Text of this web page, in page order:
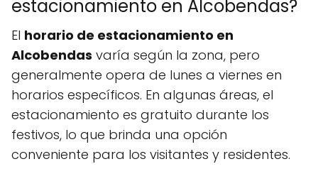
estacionamiento en Alcobendas?
El horario de estacionamiento en
Alcobendas varía según la zona, pero
generalmente opera de lunes a viernes en
horarios específicos. En algunas áreas, el
estacionamiento es gratuito durante los
festivos, lo que brinda una opción
conveniente para los visitantes y residentes.